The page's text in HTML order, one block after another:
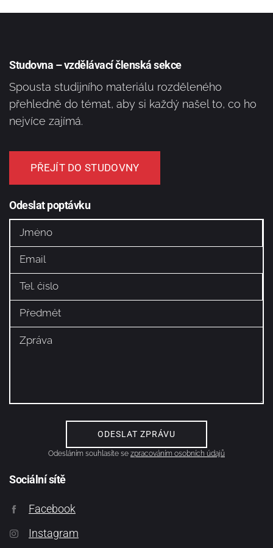
Studovna – vzdělávací členská sekce
Spousta studijního materiálu rozděleného
přehledně do témat, aby si každý našel to, co ho
nejvíce zajímá.
PŘEJÍT DO STUDOVNY
Odeslat poptávku
Odesláním souhlasíte se zpracováním osobních údajů
Sociální sítě
Facebook
Instagram